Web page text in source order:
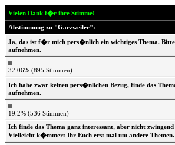
Vielen Dank f�r ihre Stimme!
Abstimmung zu "Garzweiler":
Ja, das ist f�r mich pers�nlich ein wichtiges Thema.
aufnehmen.
32.06% (895 Stimmen)
Ich habe zwar keinen pers�nlichen Bezug, finde das
aufnehmen.
19.2% (536 Stimmen)
Ich finde das Thema ganz interessant, aber nicht
Vielleicht k�mmert Ihr Euch erst mal um andere Themen.